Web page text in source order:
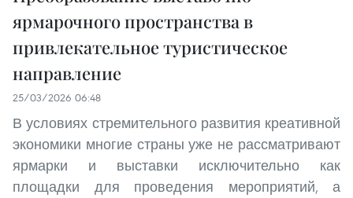
ярмарочного пространства в
привлекательное туристическое
направление
25/03/2026 06:48
В условиях стремительного развития креативной
экономики многие страны уже не рассматривают
ярмарки и выставки исключительно как
площадки для проведения мероприятий, а